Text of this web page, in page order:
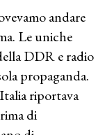
andare
Le uniche
DDR e radio
propaganda.
riportava
di